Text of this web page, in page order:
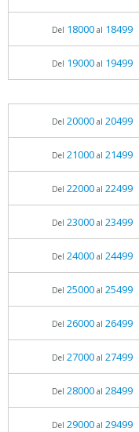
Del 18000al 18499
Del 19000al 19499
Del 20000al 20499
Del 21000al 21499
Del 22000al 22499
Del 23000al 23499
Del 24000al 24499
Del 25000al 25499
Del 26000al 26499
Del 27000al 27499
Del 28000al 28499
Del 29000al 29499